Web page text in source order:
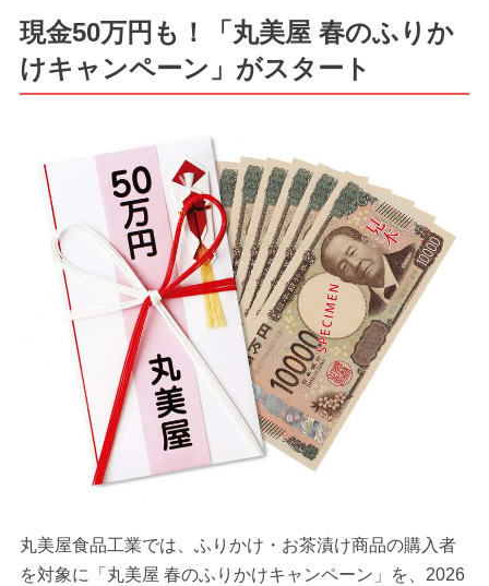
現金50万円も！「丸美屋 春のふりか
けキャンペーン」がスタート
丸美屋食品工業では、ふりかけ・お茶漬け商品の購入者
を対象に「丸美屋 春のふりかけキャンペーン」を、2026